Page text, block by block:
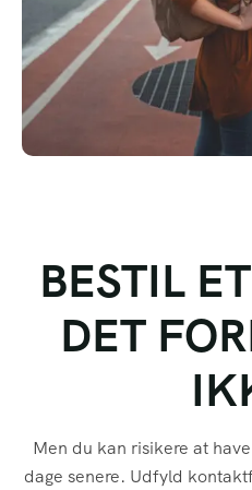
BESTIL
DET
Men du kan risikere at
dage senere. Udfyld